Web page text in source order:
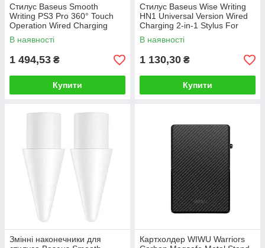
Стилус Baseus Smooth
Writing PS3 Pro 360° Touch
Operation Wired Charging
Stylus Moon White (With Type-
C*1 Cable and Tip*1)
В наявності
1 494,53 ₴
Купити
Стилус Baseus Wise Writing
HN1 Universal Version Wired
Charging 2-in-1 Stylus For
HUAWEI/XIAOMI Moon White
(With Type-C Cable*1
В наявності
1 130,30 ₴
Купити
Змінні наконечники для
Картхолдер WIWU Warriors